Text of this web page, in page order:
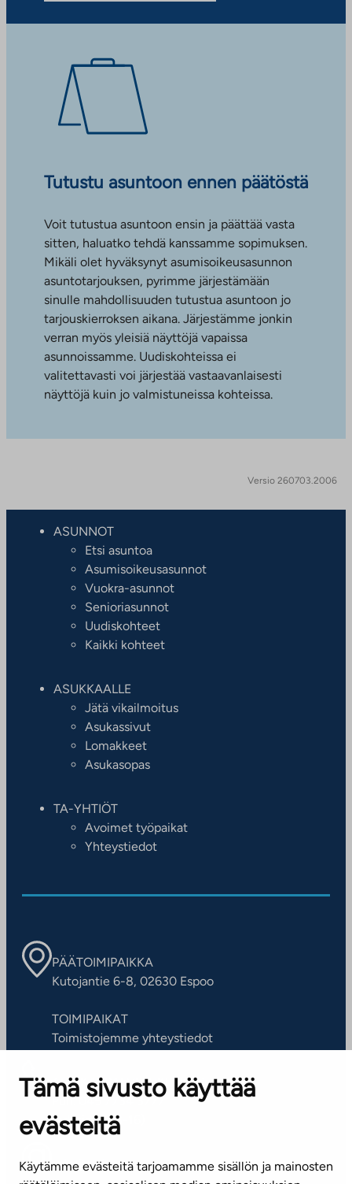
Tämä sivusto käyttää
evästeitä
Käytämme evästeitä tarjoamamme sisällön ja mainosten
Tutustu asuntoon ennen päätöstä
Voit tutustua asuntoon ensin ja päättää vasta
sitten, haluatko tehdä kanssamme sopimuksen.
Mikäli olet hyväksynyt asumisoikeusasunnon
asuntotarjouksen, pyrimme järjestämään
sinulle mahdollisuuden tutustua asuntoon jo
tarjouskierroksen aikana. Järjestämme jonkin
verran myös yleisiä näyttöjä vapaissa
asunnoissamme. Uudiskohteissa ei
valitettavasti voi järjestää vastaavanlaisesti
näyttöjä kuin jo valmistuneissa kohteissa.
Versio 260703.2006
ASUNNOT
Etsi asuntoa
Asumisoikeusasunnot
Vuokra-asunnot
Senioriasunnot
Uudiskohteet
Kaikki kohteet
ASUKKAALLE
Jätä vikailmoitus
Asukassivut
Lomakkeet
Asukasopas
TA-YHTIÖT
Avoimet työpaikat
Yhteystiedot
PÄÄTOIMIPAIKKA
Kutojantie 6-8, 02630 Espoo
TOIMIPAIKAT
Toimistojemme yhteystiedot
ASIAKASPALVELUKESKUS
Puh. 045 7734 3777
(arkisin klo 8-16)
info@ta.fi